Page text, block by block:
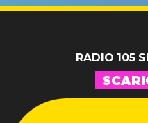
RADIO 105